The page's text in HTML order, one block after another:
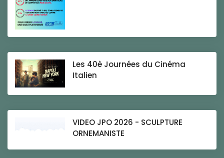
Les 40è Journées du Cinéma
Italien
VIDEO JPO 2026 - SCULPTURE
ORNEMANISTE